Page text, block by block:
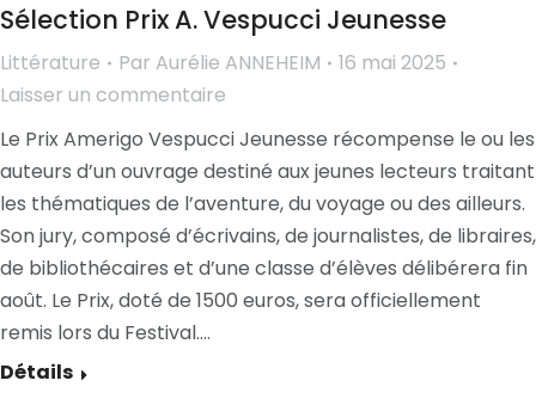
Sélection Prix A. Vespucci Jeunesse
Littérature Par Aurélie ANNEHEIM
16 mai 2025
Laisser un commentaire
Le Prix Amerigo Vespucci Jeunesse récompense le ou les
auteurs d’un ouvrage destiné aux jeunes lecteurs traitant
les thématiques de l’aventure, du voyage ou des ailleurs.
Son jury, composé d’écrivains, de journalistes, de libraires,
de bibliothécaires et d’une classe d’élèves délibérera fin
août. Le Prix, doté de 1500 euros, sera officiellement
remis lors du Festival.…
Détails